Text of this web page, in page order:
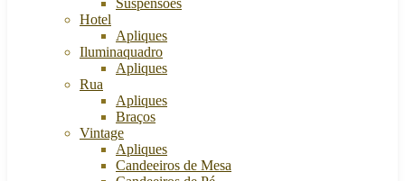
Suspensões
Hotel
Apliques
Iluminaquadro
Apliques
Rua
Apliques
Braços
Vintage
Apliques
Candeeiros de Mesa